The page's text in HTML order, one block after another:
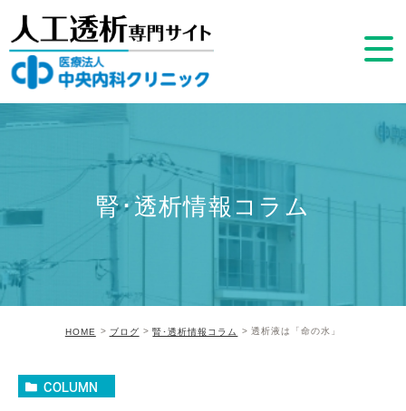
腎･透析情報コラム
HOME ブログ 腎･透析情報コラム 透析液は「命の水」
COLUMN